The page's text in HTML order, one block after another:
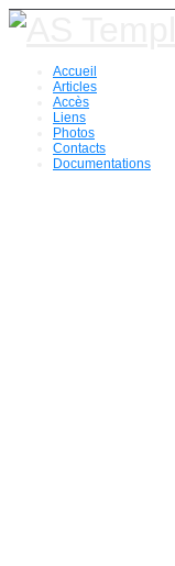
Accueil
Articles
Accès
Liens
Photos
Contacts
Documentations